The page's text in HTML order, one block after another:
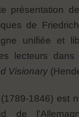
présentation
de
unifiée et
lecteurs dans
Visionary
1846) est
de